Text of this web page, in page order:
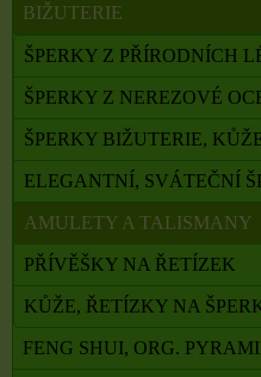
BIŽUTERIE
ŠPERKY Z PŘÍRODNÍCH
ŠPERKY Z NEREZOVÉ
ŠPERKY BIŽUTERIE,
ELEGANTNÍ, SVÁTEČNÍ
AMULETY A TALISMANY
PŘÍVĚŠKY NA ŘETÍZEK
KŮŽE, ŘETÍZKY NA
FENG SHUI, ORG.